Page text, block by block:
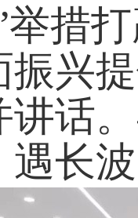
举措
振兴
讲话
遇长